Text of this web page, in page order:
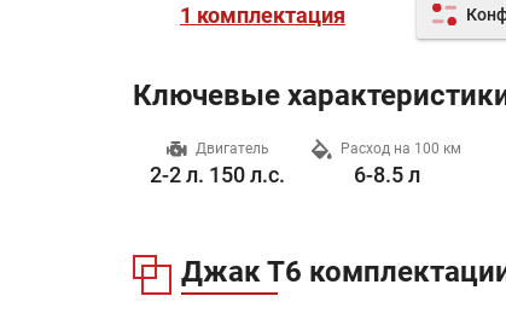
1 комплектация
Ключевые
Двигатель
2-2 л. 150 л.с.
Расход на 100 км
6-8.5 л
Джак Т6